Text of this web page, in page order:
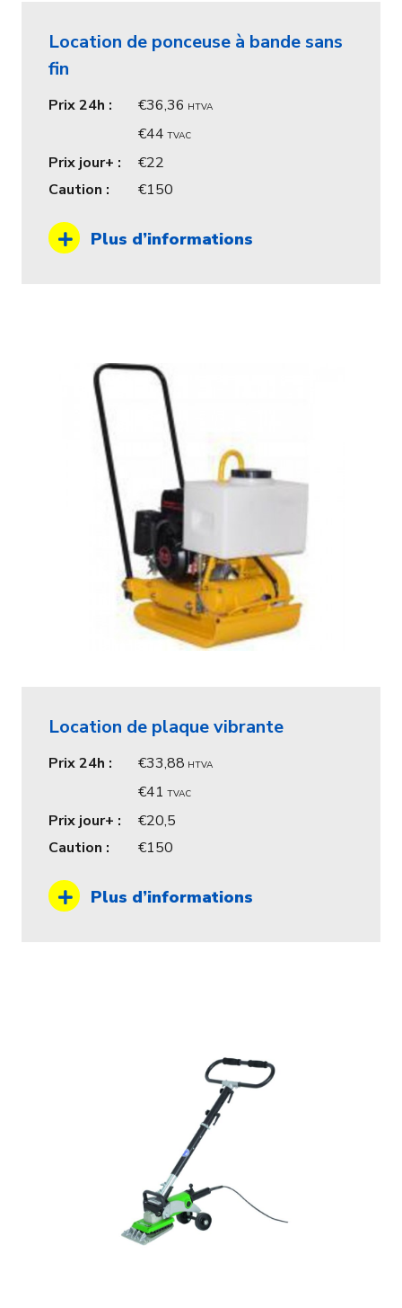
Location de ponceuse à bande sans
fin
Prix 24h : 36,36 HTVA
44 TVAC
Prix jour+ :
22
Caution :
150
Plus d’informations
Location de plaque vibrante
Prix 24h : 33,88 HTVA
41 TVAC
Prix jour+ :
20,5
Caution :
150
Plus d’informations